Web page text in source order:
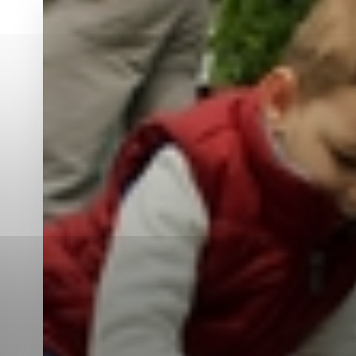
Karanténna stanica Malacky
Sčítanie obyvateľov, domov a bytov
2021
Separovaný zber v meste
Technické cookies
Technické súbory
tým, že umožňujú
stránky. Bez týchto
Analytické cookies
Analytické cookies
aby mohol stránky
možné ich spojiť s